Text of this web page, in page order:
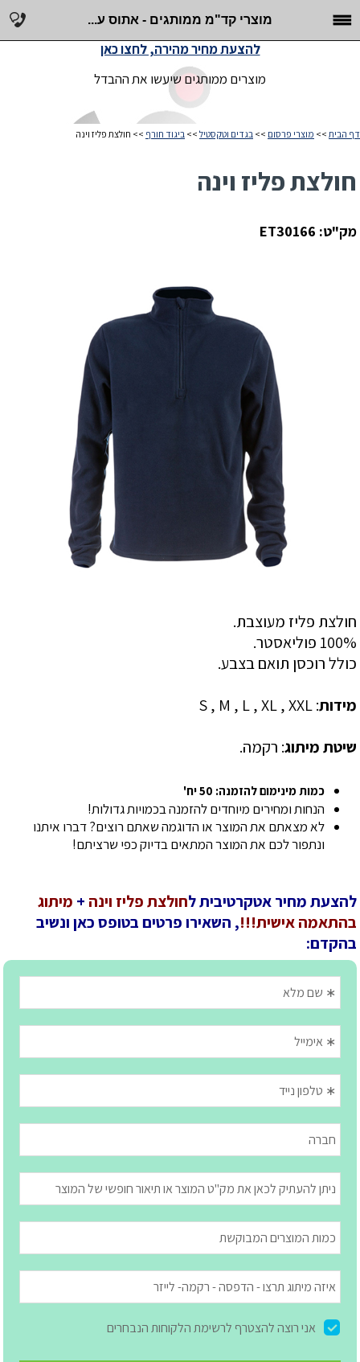
מוצרי קד"מ ממותגים - אתוס ע...
מוצרים ממותגים שיעשו את ההבדל
להצעת מחיר מהירה, לחצו כאן
דף הבית >> מוצרי פרסום >> בגדים וטקסטיל >> ביגוד חורף >> חולצת פליז וינה
חולצת פליז וינה
מק"ט: ET30166
חולצת פליז מעוצבת.
100% פוליאסטר.
כולל רוכסן תואם בצבע.
מידות: S , M , L , XL , XXL
שיטת מיתוג: רקמה.
כמות מינימום להזמנה: 50 יח'
הנחות ומחירים מיוחדים להזמנה בכמויות גדולות!
לא מצאתם את המוצר או הדוגמה שאתם רוצים? דברו איתנו
ונתפור לכם את המוצר המתאים בדיוק כפי שרציתם!
להצעת מחיר אטקרטיבית לחולצת פליז וינה + מיתוג
בהתאמה אישית!!!, השאירו פרטים בטופס כאן ונשיב
בהקדם: